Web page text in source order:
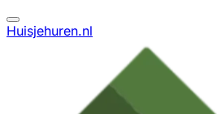
Huisjehuren.nl